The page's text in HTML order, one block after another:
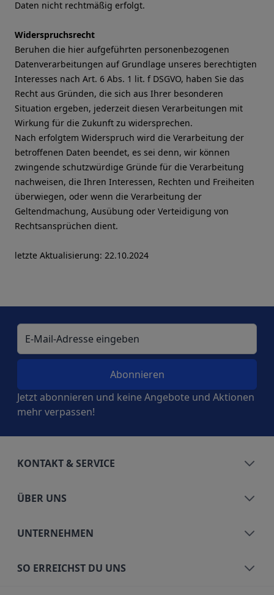
Daten nicht rechtmäßig erfolgt.
Widerspruchsrecht
Beruhen die hier aufgeführten personenbezogenen
Datenverarbeitungen auf Grundlage unseres berechtigten
Interesses nach Art. 6 Abs. 1 lit. f DSGVO, haben Sie das
Recht aus Gründen, die sich aus Ihrer besonderen
Situation ergeben, jederzeit diesen Verarbeitungen mit
Wirkung für die Zukunft zu widersprechen.
Nach erfolgtem Widerspruch wird die Verarbeitung der
betroffenen Daten beendet, es sei denn, wir können
zwingende schutzwürdige Gründe für die Verarbeitung
nachweisen, die Ihren Interessen, Rechten und Freiheiten
überwiegen, oder wenn die Verarbeitung der
Geltendmachung, Ausübung oder Verteidigung von
Rechtsansprüchen dient.
letzte Aktualisierung: 22.10.2024
E-Mail-Adresse
Jetzt abonnieren und keine Angebote und Aktionen
mehr verpassen!
KONTAKT & SERVICE
ÜBER UNS
UNTERNEHMEN
SO ERREICHST DU UNS